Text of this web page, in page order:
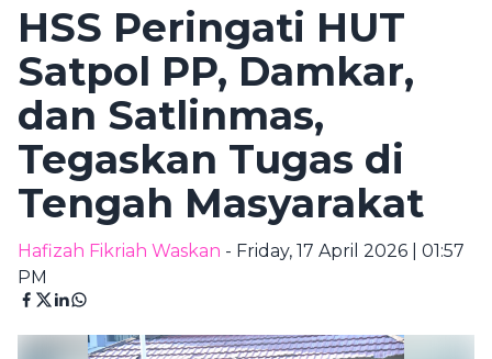
HSS Peringati HUT
Satpol PP, Damkar,
dan Satlinmas,
Tegaskan Tugas di
Tengah Masyarakat
Hafizah Fikriah Waskan - Friday, 17 April 2026 | 01:57
PM